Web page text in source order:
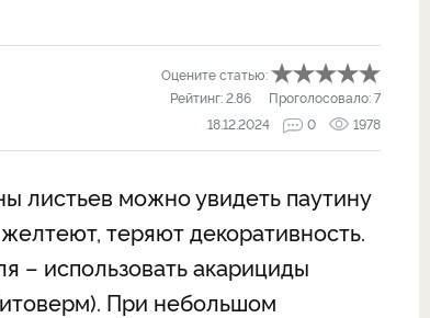
Оцените статью:
Рейтинг:2.86 Проголосовало:7
18.12.2024
0 1978
листьев можно увидеть паутину
теряют декоративность.
– использовать акарициды
При небольшом